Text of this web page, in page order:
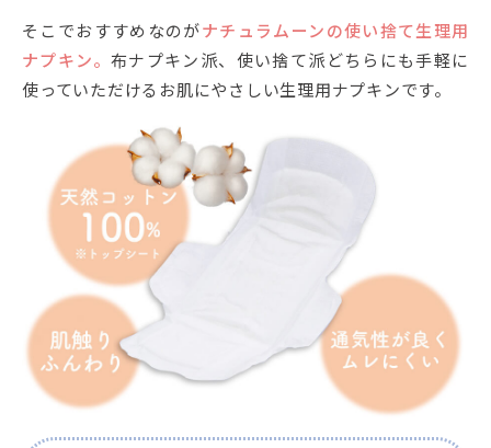
そこでおすすめなのがナチュラムーンの使い捨て生理用
ナプキン。 布ナプキン派、使い捨て派どちらにも手軽に
使っていただけるお肌にやさしい生理用ナプキンです。